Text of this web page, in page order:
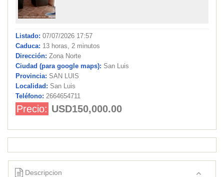
Listado: 07/07/2026 17:57
Caduca: 13 horas, 2 minutos
Dirección: Zona Norte
Ciudad (para google maps): San Luis
Provincia: SAN LUIS
Localidad: San Luis
Teléfono: 2664654711
Precio: USD150,000.00
Descripcion